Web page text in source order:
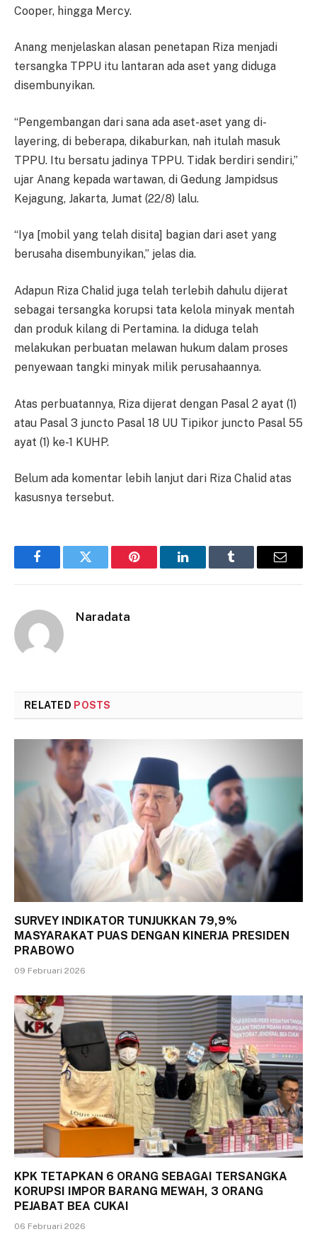
Cooper, hingga Mercy.
Anang menjelaskan alasan penetapan Riza menjadi
tersangka TPPU itu lantaran ada aset yang diduga
disembunyikan.
“Pengembangan dari sana ada aset-aset yang di-
layering, di beberapa, dikaburkan, nah itulah masuk
TPPU. Itu bersatu jadinya TPPU. Tidak berdiri sendiri,”
ujar Anang kepada wartawan, di Gedung Jampidsus
Kejagung, Jakarta, Jumat (22/8) lalu.
“Iya [mobil yang telah disita] bagian dari aset yang
berusaha disembunyikan,” jelas dia.
Adapun Riza Chalid juga telah terlebih dahulu dijerat
sebagai tersangka korupsi tata kelola minyak mentah
dan produk kilang di Pertamina. Ia diduga telah
melakukan perbuatan melawan hukum dalam proses
penyewaan tangki minyak milik perusahaannya.
Atas perbuatannya, Riza dijerat dengan Pasal 2 ayat (1)
atau Pasal 3 juncto Pasal 18 UU Tipikor juncto Pasal 55
ayat (1) ke-1 KUHP.
Belum ada komentar lebih lanjut dari Riza Chalid atas
kasusnya tersebut.
FacebookTwitter Pinterest LinkedInTumblr Email
Naradata
RELATED POSTS
SURVEY INDIKATOR TUNJUKKAN 79,9%
MASYARAKAT PUAS DENGAN KINERJA PRESIDEN
PRABOWO
09 Februari 2026
KPK TETAPKAN 6 ORANG SEBAGAI TERSANGKA
KORUPSI IMPOR BARANG MEWAH, 3 ORANG
PEJABAT BEA CUKAI
06 Februari 2026